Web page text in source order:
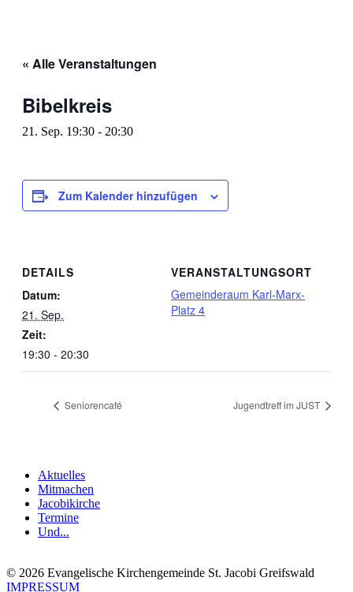
« Alle Veranstaltungen
Bibelkreis
21. Sep. 19:30 - 20:30
Zum Kalender hinzufügen
DETAILS
Datum:
21. Sep.
Zeit:
19:30 - 20:30
VERANSTALTUNGSORT
Gemeinderaum Karl-Marx-
Platz 4
Seniorencafé Jugendtreff im JUST
Aktuelles
Mitmachen
Jacobikirche
Termine
Und...
© 2026 Evangelische Kirchengemeinde St. Jacobi Greifswald
IMPRESSUM